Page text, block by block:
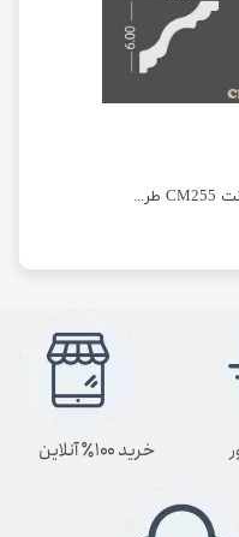
گچبری گلویی پلی اورتان 6 سانت CM255 طرح هندسی
خرید ۱۰۰٪ آنلاین